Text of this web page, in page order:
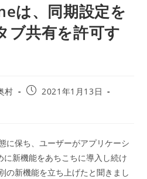
は、同期設定を
ブ共有を許可す
村
投
2021年1月13日
に保ち、ユーザーがアプリケーシ
に新機能をあちこちに導入し続け
の新機能を立ち上げたと聞きまし